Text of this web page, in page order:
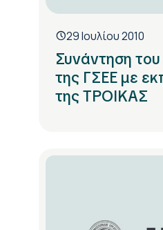
29 Ιουλίου 2010
Συνάντηση
της ΓΣΕΕ με
της ΤΡΟΙΚΑΣ